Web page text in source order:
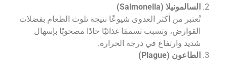
السالمونيلا (Salmonella)
تُعتبر من أكثر العدوى شيوعًا نتيجة تلوث الطعام بفضلات
القوارض، وتسبب تسممًا غذائيًا حادًا مصحوبًا بإسهال
شديد وارتفاع في درجة الحرارة.
الطاعون (Plague)